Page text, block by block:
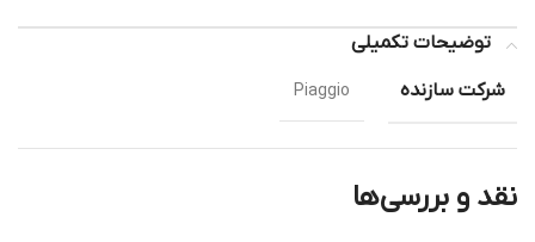
توضیحات تکمیلی
شرکت سازنده
Piaggio
نقد و بررسی‌ها